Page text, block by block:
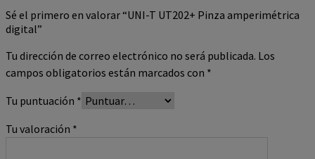
Sé el primero en valorar “UNI-T UT202+ Pinza amperimétrica
digital”
Tu dirección de correo electrónico no será publicada. Los
campos obligatorios están marcados con *
Tu puntuación *
Tu valoración *